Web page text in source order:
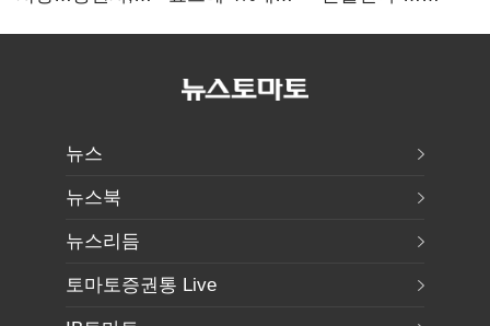
전쟁' 기대
5거래일째 상승
18에 취약
뉴스
뉴스북
뉴스리듬
토마토증권통 Live